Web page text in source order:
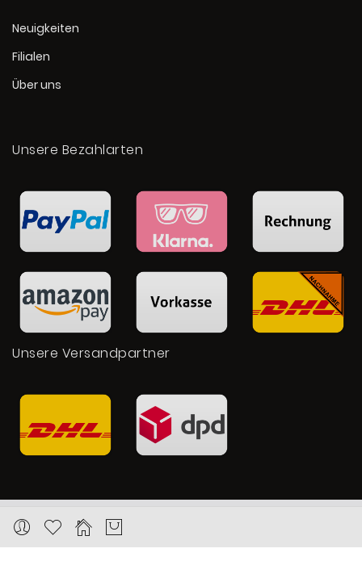
Neuigkeiten
Filialen
Über uns
Unsere Bezahlarten
Unsere Versandpartner
Copyright © 2026 Karat24.net